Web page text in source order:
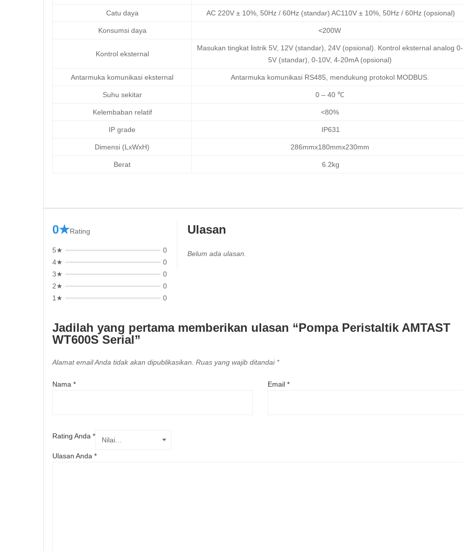
Catu daya AC 220V ± 10%, 50Hz / 60Hz (standar) AC110V ± 10%, 50Hz / 60Hz (opsional)
Konsumsi daya <200W
Kontrol eksternal
Masukan tingkat listrik 5V, 12V (standar), 24V (opsional). Kontrol eksternal analog 0-
5V (standar), 0-10V, 4-20mA (opsional)
Antarmuka komunikasi eksternal Antarmuka komunikasi RS485, mendukung protokol MODBUS.
Suhu sekitar 0 – 40 ℃
Kelembaban relatif <80%
IP grade IP631
Dimensi (LxWxH) 286mmx180mmx230mm
Berat 6.2kg
0★Rating
5★
0
4★
0
3★
0
2★
0
1★
0
Ulasan
Belum ada ulasan.
Jadilah yang pertama memberikan ulasan “Pompa Peristaltik AMTAST
WT600S Serial”
Alamat email Anda tidak akan dipublikasikan. Ruas yang wajib ditandai *
Nama * Email *
Rating Anda *
Ulasan Anda *